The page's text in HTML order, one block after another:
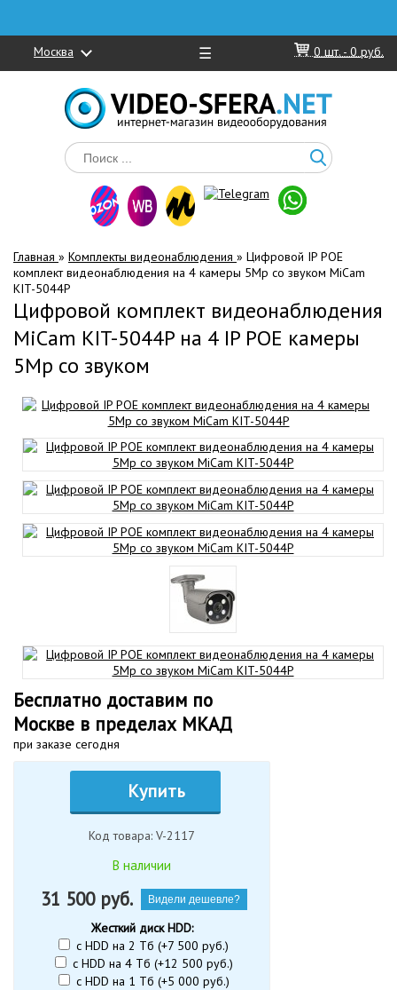
Москва ☰ 0 шт. - 0 руб.
Главная » Комплекты видеонаблюдения » Цифровой IP POE
комплект видеонаблюдения на 4 камеры 5Mp со звуком MiCam
KIT-5044P
Цифровой комплект видеонаблюдения
MiCam KIT-5044P на 4 IP POE камеры
5Mp со звуком
Бесплатно доставим по
Москве в пределах МКАД
при заказе сегодня
Купить
Код товара: V-2117
В наличии
31 500 руб. Видели дешевле?
Жесткий диск HDD:
с HDD на 2 Тб (+7 500 руб.)
с HDD на 4 Тб (+12 500 руб.)
с HDD на 1 Тб (+5 000 руб.)